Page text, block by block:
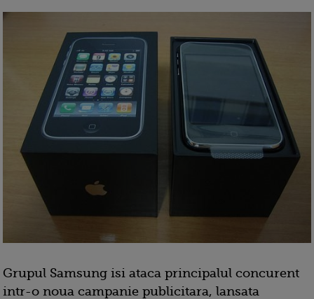
Grupul Samsung isi ataca principalul concurent
intr-o noua campanie publicitara, lansata